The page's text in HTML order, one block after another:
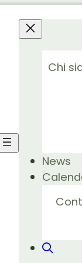
Chi
News